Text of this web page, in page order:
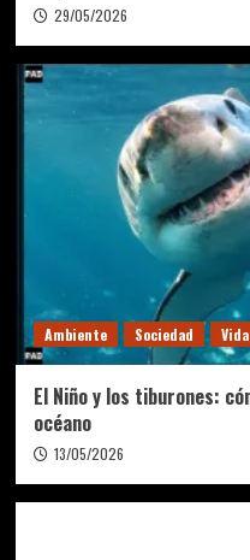
29/05/2026
Ambiente Sociedad
El Niño y los tiburones:
océano
13/05/2026